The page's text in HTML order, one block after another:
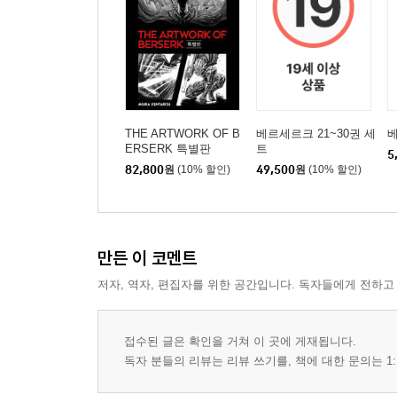
THE ARTWORK OF B
ERSERK 특별판
82,800원 (10% 할인)
베르세르크 21~30권 세
트
49,500원 (10% 할인)
만든 이 코멘트
저자, 역자, 편집자를 위한 공간입니다. 독자들에게 전하
접수된 글은 확인을 거쳐 이 곳에 게재됩니다.
독자 분들의 리뷰는 리뷰 쓰기를, 책에 대한 문의는